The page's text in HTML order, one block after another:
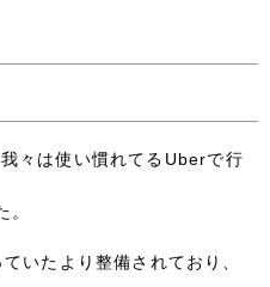
々は使い慣れてるUberで行
。
いたより整備されており、